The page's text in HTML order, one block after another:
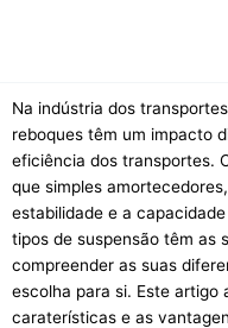
Na indústria dos
reboques têm um impacto
eficiência dos transportes.
que simples
estabilidade e a
tipos de suspensão têm as
compreender as suas
escolha para si. Este artigo
caraterísticas e as